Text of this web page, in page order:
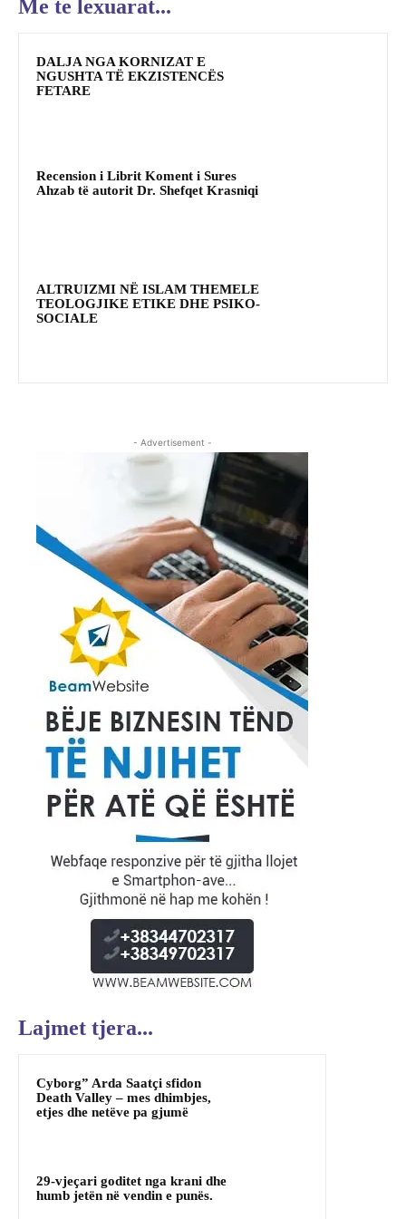
Me te lexuarat...
DALJA NGA KORNIZAT E
NGUSHTA TË EKZISTENCËS
FETARE
Recension i Librit Koment i Sures
Ahzab të autorit Dr. Shefqet Krasniqi
ALTRUIZMI NË ISLAM THEMELE
TEOLOGJIKE ETIKE DHE PSIKO-
SOCIALE
- Advertisement -
Lajmet tjera...
Cyborg” Arda Saatçi sfidon
Death Valley – mes dhimbjes,
etjes dhe netëve pa gjumë
29-vjeçari goditet nga krani dhe
humb jetën në vendin e punës.